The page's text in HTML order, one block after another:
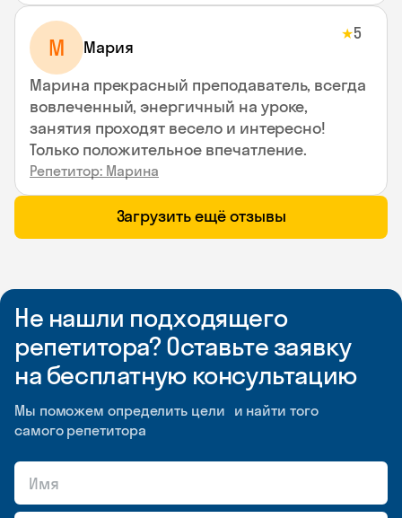
М Мария
★5
Марина прекрасный преподаватель, всегда
вовлеченный, энергичный на уроке,
занятия проходят весело и интересно!
Только положительное впечатление.
Репетитор: Марина
Загрузить ещё отзывы
Не нашли подходящего
репетитора? Оставьте заявку
на бесплатную консультацию
Мы поможем определить цели и найти того
самого репетитора